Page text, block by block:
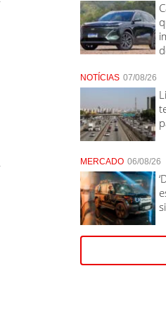
NOTÍCIAS 07/08/26
MERCADO 06/08/26